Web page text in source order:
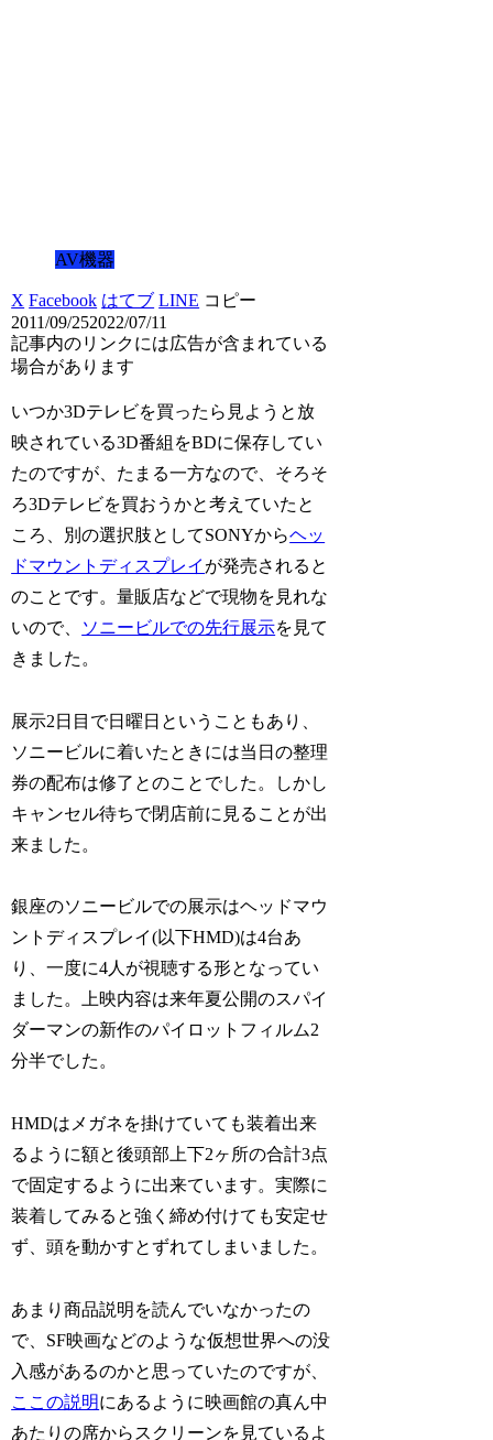
AV機器
X Facebook はてブ LINE コピー
2011/09/252022/07/11
記事内のリンクには広告が含まれている
場合があります
いつか3Dテレビを買ったら見ようと放
映されている3D番組をBDに保存してい
たのですが、たまる一方なので、そろそ
ろ3Dテレビを買おうかと考えていたと
ころ、別の選択肢としてSONYからヘッ
ドマウントディスプレイ が発売されると
のことです。量販店などで現物を見れな
いので、
ソニービルでの先行展示を見て
きました。
展示2日目で日曜日ということもあり、
ソニービルに着いたときには当日の整理
券の配布は修了とのことでした。しかし
キャンセル待ちで閉店前に見ることが出
来ました。
銀座のソニービルでの展示はヘッドマウ
ントディスプレイ(以下HMD)は4台あ
り、一度に4人が視聴する形となってい
ました。上映内容は来年夏公開のスパイ
ダーマンの新作のパイロットフィルム2
分半でした。
HMDはメガネを掛けていても装着出来
るように額と後頭部上下2ヶ所の合計3点
で固定するように出来ています。実際に
装着してみると強く締め付けても安定せ
ず、頭を動かすとずれてしまいました。
あまり商品説明を読んでいなかったの
で、SF映画などのような仮想世界への没
入感があるのかと思っていたのですが、
ここの説明にあるように映画館の真ん中
あたりの席からスクリーンを見ているよ